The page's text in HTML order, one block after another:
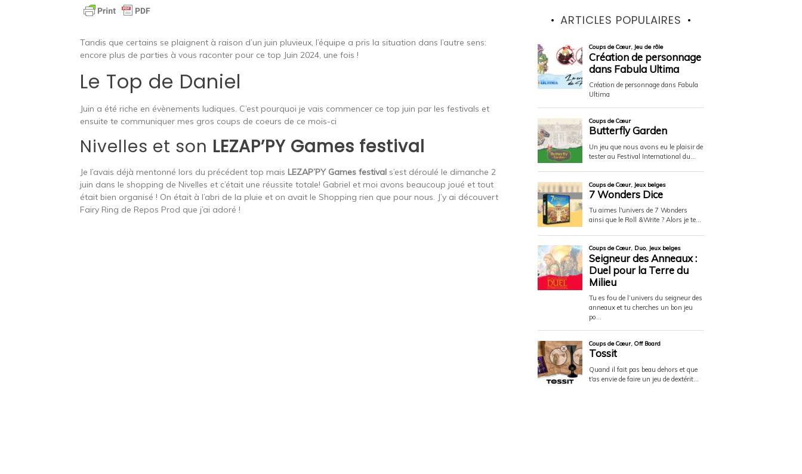
Tandis que certains se plaignent à raison d’un juin pluvieux, l’équipe a pris la situation dans l’autre sens:
encore plus de parties à vous raconter pour ce top Juin 2024, une fois !
Le Top de Daniel
Juin a été riche en évènements ludiques. C’est pourquoi je vais commencer ce top juin par les festivals et
ensuite te communiquer mes gros coups de coeurs de ce mois-ci
Nivelles et son LEZAP’PY Games festival
Je l’avais déjà mentonné lors du précédent top mais LEZAP’PY Games festival s’est déroulé le dimanche 2
juin dans le shopping de Nivelles et c’était une réussite totale! Gabriel et moi avons beaucoup joué et tout
était bien organisé ! On était à l’abri de la pluie et on avait le Shopping rien que pour nous. J’y ai découvert
Fairy Ring de Repos Prod que j’ai adoré !
ARTICLES POPULAIRES